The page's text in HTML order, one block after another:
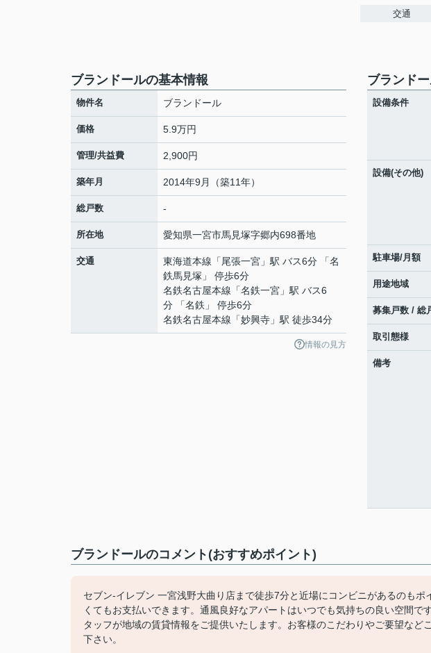
交通
ブランドールの基本情報
物件名 ブランドール
価格 5.9万円
管理/共益費 2,900円
築年月 2014年9月（築11年）
総戸数 -
所在地 愛知県一宮市馬見塚字郷内698番地
交通 東海道本線 「尾張一宮 」駅 バス6分 「名
鉄馬見塚」 停歩6分
名鉄名古屋本線 「名鉄一宮 」駅 バス6
分 「名鉄」 停歩6分
名鉄名古屋本線 「妙興寺 」駅 徒歩34分
情報の見方
ブランド
設備条件
設備(その他)
駐車場/月額
用途地域
募集戸数 / 総
取引態様
備考
ブランドールのコメント(おすすめポイント)
セブン-イレブン 一宮浅野大曲り店まで徒歩7分と近場にコンビニがあるのも
くてもお支払いできます。通風良好なアパートはいつでも気持ちの良い空間で
タッフが地域の賃貸情報をご提供いたします。お客様のこだわりやご要望など
下さい。